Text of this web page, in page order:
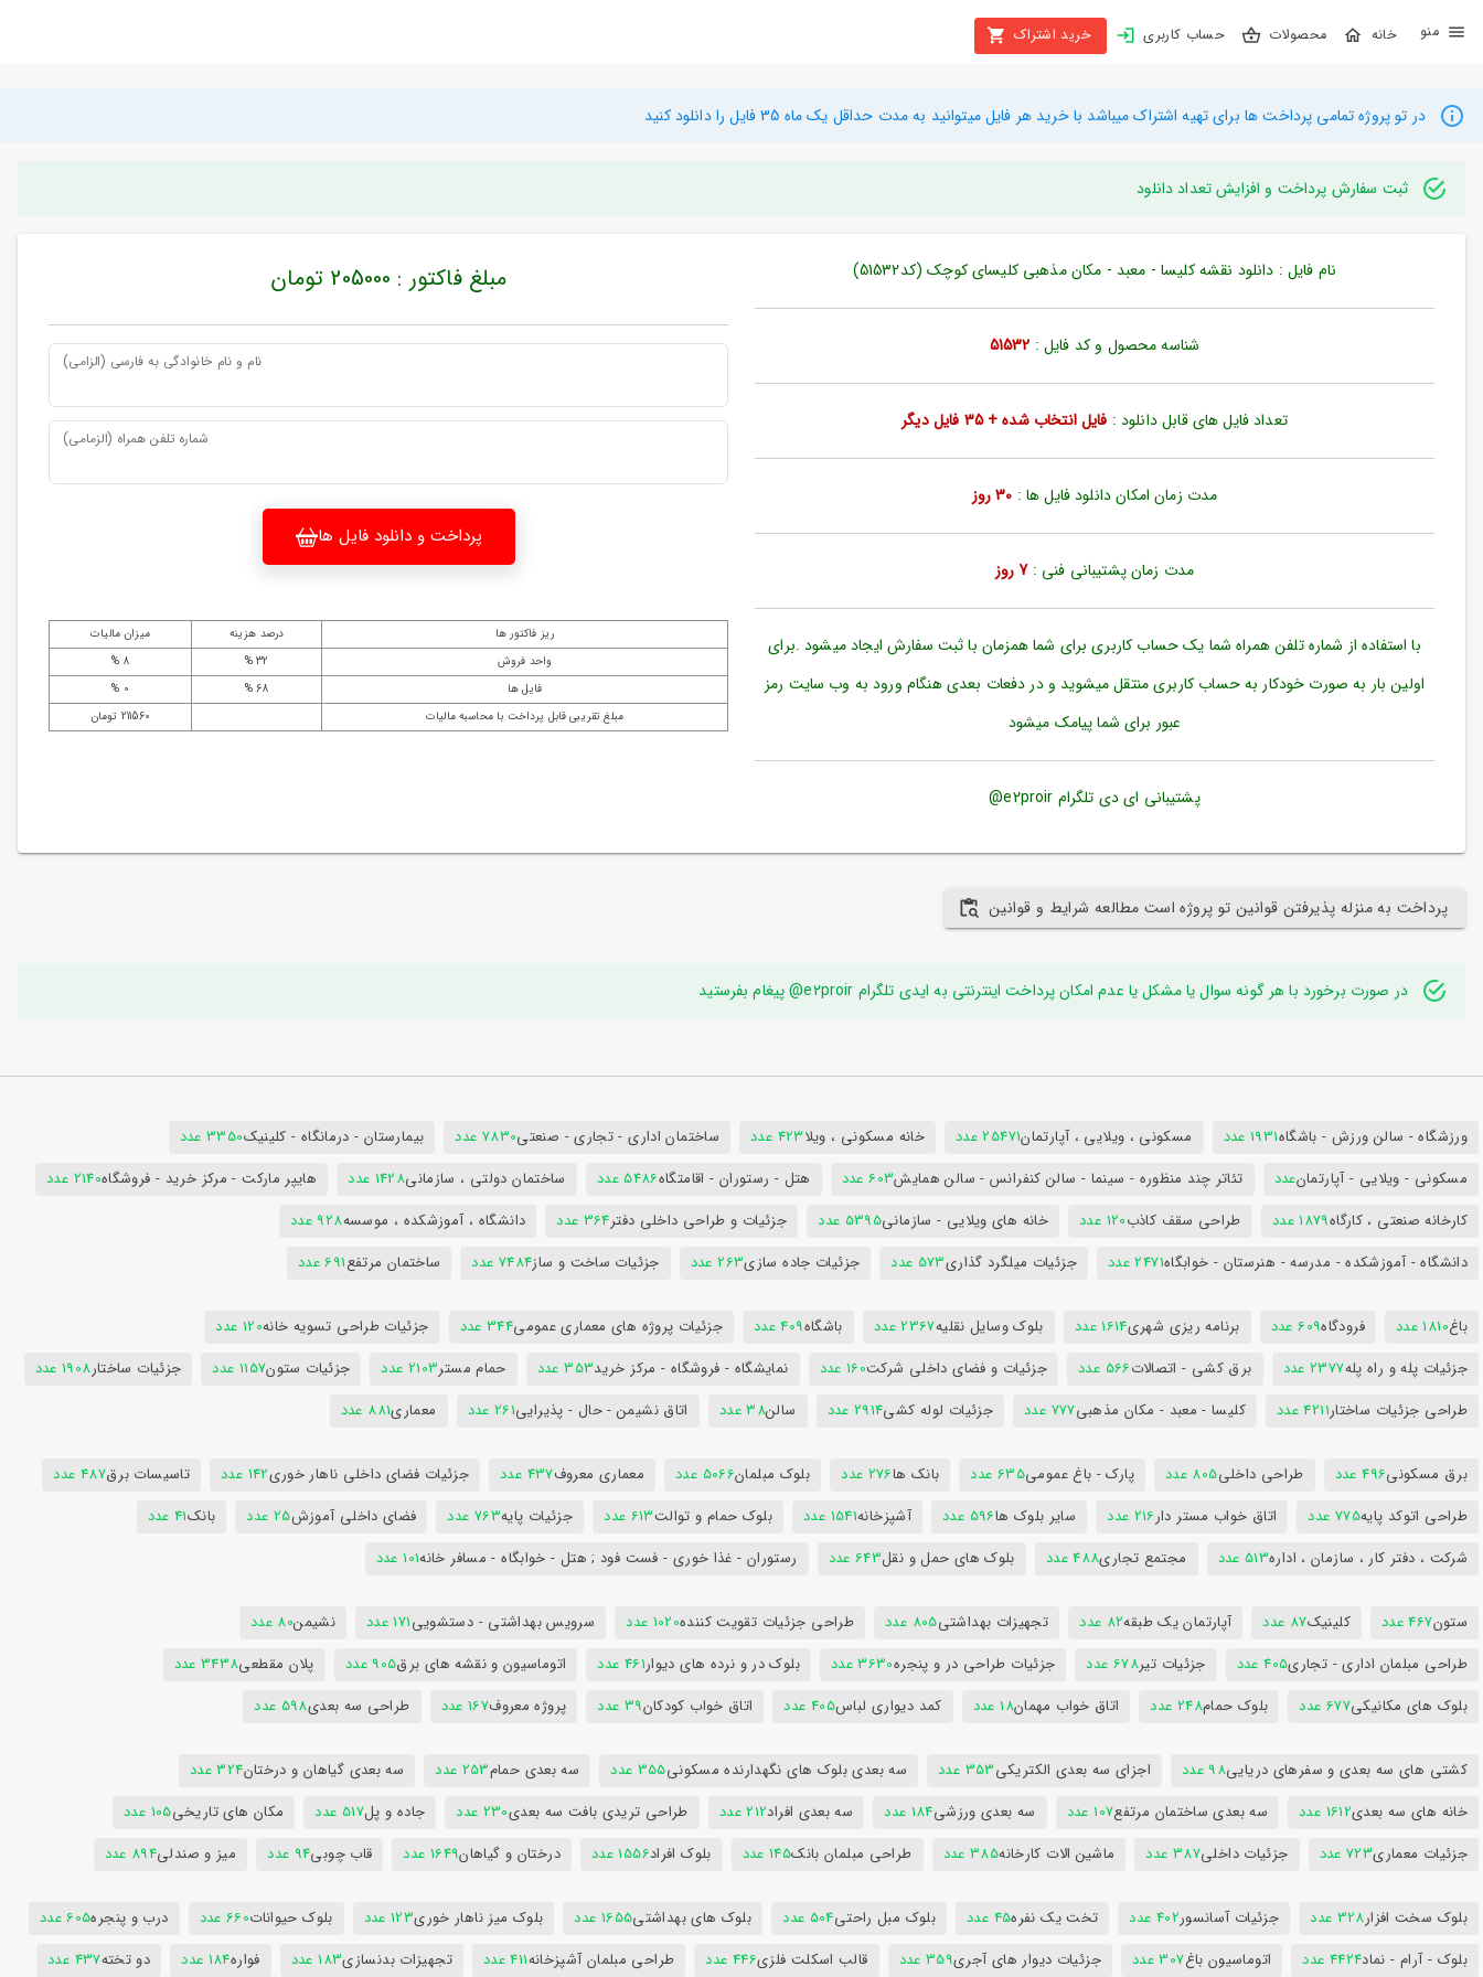
محصولات حساب کاربری خرید اشتراک
بستن
محصولات
اشتراک
کاربری
ثبت
بازیابی
رمز
علاقه
در تو پروژه تمامی پرداخت ها برای تهیه اشتراک میباشد با خرید هر فایل میتوانید به مدت حداقل یک ماه 35 فایل را دانلود کنید
ثبت سفارش پرداخت و افزایش تعداد دانلود
نام فایل : دانلود نقشه کلیسا - معبد - مکان مذهبی کلیسای کوچک (کد51532)
شناسه محصول و کد فایل : 51532
تعداد فایل های قابل دانلود : فایل انتخاب شده + 35 فایل دیگر
مدت زمان امکان دانلود فایل ها : 30 روز
مدت زمان پشتیبانی فنی :7 روز
با استفاده از شماره تلفن همراه شما یک حساب کاربری برای شما همزمان با ثبت سفارش ایجاد میشود .برای
اولین بار به صورت خودکار به حساب کاربری منتقل میشوید و در دفعات بعدی هنگام ورود به وب سایت رمز
عبور برای شما پیامک میشود
پشتیبانی ای دی تلگرام e2proir@
مبلغ فاکتور : 205000 تومان
نام و نام خانوادگی به فارسی (الزامی)
شماره تلفن همراه (الزمامی)
پرداخت و دانلود فایل ها
ریز فاکتور ها درصد هزینه
میزان مالیات
واحد فروش
32 %
8 %
فایل ها
68 %
0 %
مبلغ تقریبی قابل پرداخت با محاسبه مالیات
211560 تومان
پرداخت به منزله پذیرفتن قوانین تو پروژه است مطالعه شرایط و قوانین
در صورت برخورد با هر گونه سوال یا مشکل یا عدم امکان پرداخت اینترنتی به ایدی تلگرام e2proir@ پیغام بفرستید
ورزشگاه - سالن ورزش - باشگاه1931 عدد مسکونی ، ویلایی ، آپارتمان25471 عدد خانه مسکونی ، ویلا423 عدد ساختمان اداری - تجاری - صنعتی7830 عدد بیمارستان - درمانگاه - کلینیک3350 عدد
مسکونی - ویلایی - آپارتمانعدد تئاتر چند منظوره - سینما - سالن کنفرانس - سالن همایش603 عدد هتل - رستوران - اقامتگاه5486 عدد ساختمان دولتی ، سازمانی1428 عدد هایپر مارکت - مرکز خرید - فروشگاه2140 عدد
کارخانه صنعتی ، کارگاه1879 عدد طراحی سقف کاذب120 عدد خانه های ویلایی - سازمانی5395 عدد جزئیات و طراحی داخلی دفتر364 عدد دانشگاه ، آموزشکده ، موسسه928 عدد
دانشگاه - آموزشکده - مدرسه - هنرستان - خوابگاه2471 عدد جزئیات میلگرد گذاری573 عدد جزئیات جاده سازی263 عدد جزئیات ساخت و ساز7484 عدد ساختمان مرتفع691 عدد
باغ1810 عدد فرودگاه609 عدد برنامه ریزی شهری1614 عدد بلوک وسایل نقلیه2367 عدد باشگاه409 عدد جزئیات پروژه های معماری عمومی344 عدد جزئیات طراحی تسویه خانه120 عدد
جزئیات پله و راه پله2377 عدد برق کشی - اتصالات566 عدد جزئیات و فضای داخلی شرکت160 عدد نمایشگاه - فروشگاه - مرکز خرید353 عدد حمام مستر2103 عدد جزئیات ستون1157 عدد جزئیات ساختار1908 عدد
طراحی جزئیات ساختار4211 عدد کلیسا - معبد - مکان مذهبی777 عدد جزئیات لوله کشی2914 عدد سالن38 عدد اتاق نشیمن - حال - پذیرایی261 عدد معماری881 عدد
برق مسکونی496 عدد طراحی داخلی805 عدد پارک - باغ عمومی635 عدد بانک ها276 عدد بلوک مبلمان5066 عدد معماری معروف437 عدد جزئیات فضای داخلی ناهار خوری142 عدد تاسیسات برق487 عدد
طراحی اتوکد پایه775 عدد اتاق خواب مستر دار216 عدد سایر بلوک ها596 عدد آشپزخانه1541 عدد بلوک حمام و توالت613 عدد جزئیات پایه763 عدد فضای داخلی آموزش25 عدد بانک41 عدد
شرکت ، دفتر کار ، سازمان ، اداره513 عدد مجتمع تجاری488 عدد بلوک های حمل و نقل643 عدد رستوران - غذا خوری - فست فود ; هتل - خوابگاه - مسافر خانه101 عدد
ستون467 عدد کلینیک87 عدد آپارتمان یک طبقه82 عدد تجهیزات بهداشتی805 عدد طراحی جزئیات تقویت کننده1020 عدد سرویس بهداشتی - دستشویی171 عدد نشیمن80 عدد
طراحی مبلمان اداری - تجاری405 عدد جزئیات تیر678 عدد جزئیات طراحی در و پنجره3630 عدد بلوک در و نرده های دیوار461 عدد اتوماسیون و نقشه های برق905 عدد پلان مقطعی3438 عدد
بلوک های مکانیکی677 عدد بلوک حمام248 عدد اتاق خواب مهمان18 عدد کمد دیواری لباس405 عدد اتاق خواب کودکان39 عدد پروژه معروف167 عدد طراحی سه بعدی598 عدد
کشتی های سه بعدی و سفرهای دریایی98 عدد اجزای سه بعدی الکتریکی353 عدد سه بعدی بلوک های نگهدارنده مسکونی355 عدد سه بعدی حمام253 عدد سه بعدی گیاهان و درختان324 عدد
خانه های سه بعدی1612 عدد سه بعدی ساختمان مرتفع107 عدد سه بعدی ورزشی184 عدد سه بعدی افراد212 عدد طراحی تریدی بافت سه بعدی230 عدد جاده و پل517 عدد مکان های تاریخی105 عدد
جزئیات معماری723 عدد جزئیات داخلی387 عدد ماشین الات کارخانه385 عدد طراحی مبلمان بانک145 عدد بلوک افراد1556 عدد درختان و گیاهان1649 عدد قاب چوبی94 عدد میز و صندلی894 عدد
بلوک سخت افزار328 عدد جزئیات آسانسور402 عدد تخت یک نفره45 عدد بلوک مبل راحتی504 عدد بلوک های بهداشتی1655 عدد بلوک میز ناهار خوری123 عدد بلوک حیوانات660 عدد درب و پنجره605 عدد
بلوک - آرام - نماد4424 عدد اتوماسیون باغ307 عدد جزئیات دیوار های آجری359 عدد قالب اسکلت فلزی446 عدد طراحی مبلمان آشپزخانه411 عدد تجهیزات بدنسازی183 عدد فواره184 عدد دو تخته437 عدد